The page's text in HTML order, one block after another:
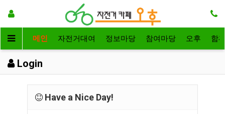
메인 자전거대여 정보마당 참여마당 오후 함
Login
Have a Nice Day!